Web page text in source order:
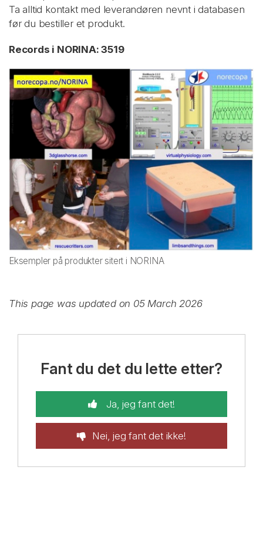
Ta alltid kontakt med leverandøren nevnt i databasen
før du bestiller et produkt.
Records i NORINA: 3519
Eksempler på produkter sitert i NORINA
This page was updated on 05 March 2026
Fant du det du lette etter?
Ja, jeg fant det!
Nei, jeg fant det ikke!